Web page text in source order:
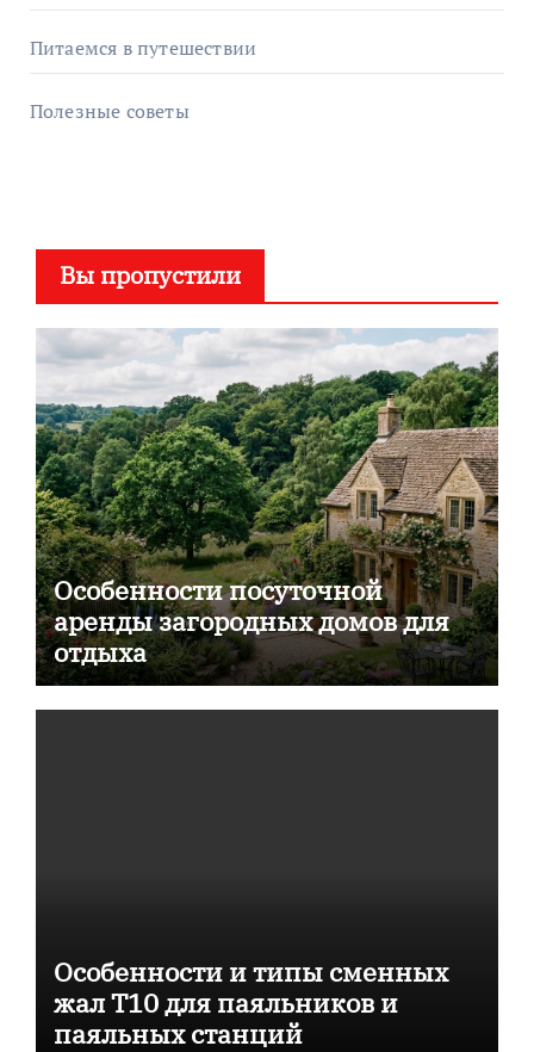
Питаемся в путешествии
Полезные советы
Вы пропустили
Особенности посуточной
аренды загородных домов для
отдыха
Особенности и типы сменных
жал T10 для паяльников и
паяльных станций